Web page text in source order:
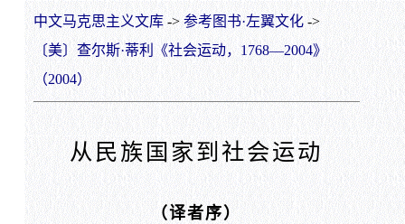
中文马克思主义文库-> 参考图书·左翼文化->
〔美〕查尔斯·蒂利《社会运动，1768—2004》
（2004）
从民族国家到社会运动
（译者序）